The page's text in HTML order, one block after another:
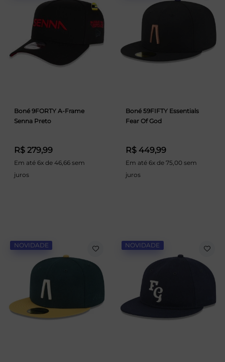
Boné 9FORTY A-Frame
Senna Preto
R$ 279,99
Em até 6x de 46,66 sem
juros
Boné 59FIFTY Essentials
Fear Of God
R$ 449,99
Em até 6x de 75,00 sem
juros
NOVIDADE NOVIDADE